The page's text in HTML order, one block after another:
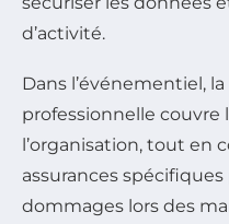
d’activité.
Dans l’événementiel,
professionnelle couvre
l’organisation, tout en
assurances
dommages lors des